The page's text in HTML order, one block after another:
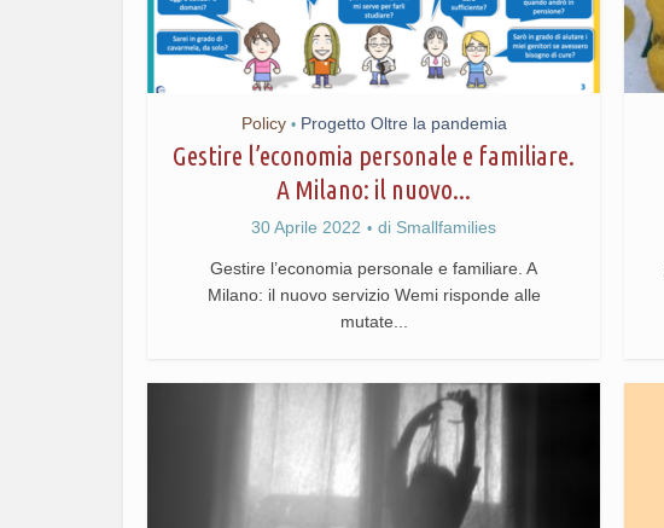
Policy • Progetto Oltre la pandemia
Gestire l’economia personale e familiare.
A Milano: il nuovo...
30 Aprile 2022 di Smallfamilies
Gestire l’economia personale e familiare. A
Milano: il nuovo servizio Wemi risponde alle
mutate...